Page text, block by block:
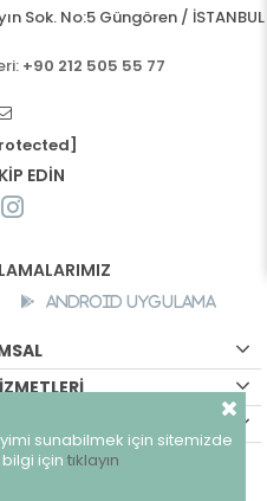
Sok. No:5 Güngören / İSTANBUL
+90 212 505 55 77
EDİN
Android Uygulama
hakları saklıdır.
sunabilmek için sitemizde
bilgi için tıklayın